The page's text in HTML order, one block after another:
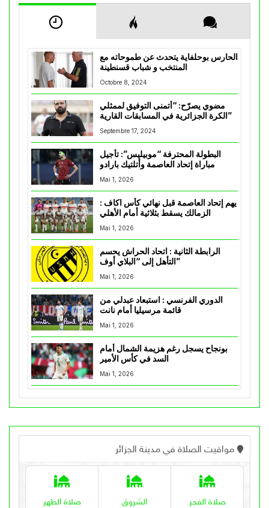
الحارس بوحلفاية يتحدث عن طموحاته مع
المنتخب و شباب قسنطينة
Octobre 8, 2024
مضوي يصرّح: “أتمنى التوفيق لممثلي
الكرة الجزائرية في المسابقات القارية”
Septembre 17, 2024
البطولة المحترفة “موبيليس”: تأجيل
مباراة إتحاد العاصمة وأتلتيك بارادو
Mai 1, 2026
يهم إتحاد العاصمة قبل نهائي كأس اكاف :
Mai 1, 2026
الرابطة الثانية : اتحاد الحراش يحسم
التأهل إلى “البلاي أوف”
Mai 1, 2026
الدوري الفرنسي : استبعاد عبدلي من
قائمة مرسيليا أمام نانت
Mai 1, 2026
بونجاح يسجل رغم هزيمة الشمال أمام
السد في كأس الأمير
Mai 1, 2026